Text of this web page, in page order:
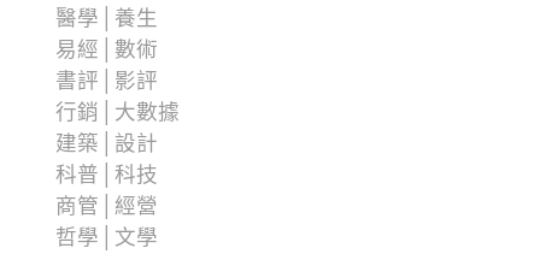
醫學│養生
易經│數術
書評│影評
行銷│大數據
建築│設計
科普│科技
商管│經營
哲學│文學